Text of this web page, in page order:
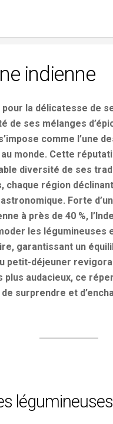
indienne
pour la délicatesse de
de ses mélanges
comme l’une
monde. Cette
diversité de ses
chaque région
Forte
à près de 40 %,
les légumineuses
garantissant un
petit-déjeuner
plus audacieux, ce
surprendre et